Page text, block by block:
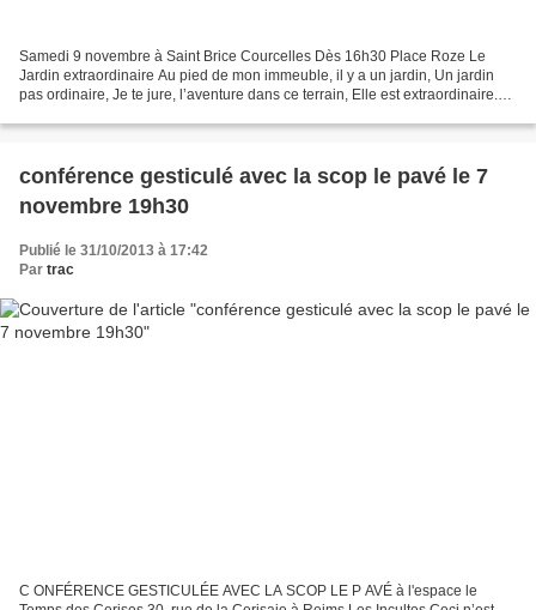
Samedi 9 novembre à Saint Brice Courcelles Dès 16h30 Place Roze Le
Jardin extraordinaire Au pied de mon immeuble, il y a un jardin, Un jardin
pas ordinaire, Je te jure, l’aventure dans ce terrain, Elle est extraordinaire.
conférence gesticulé avec la scop le pavé le 7
novembre 19h30
Publié le 31/10/2013 à 17:42
Par trac
C ONFÉRENCE GESTICULÉE AVEC LA SCOP LE P AVÉ à l'espace le